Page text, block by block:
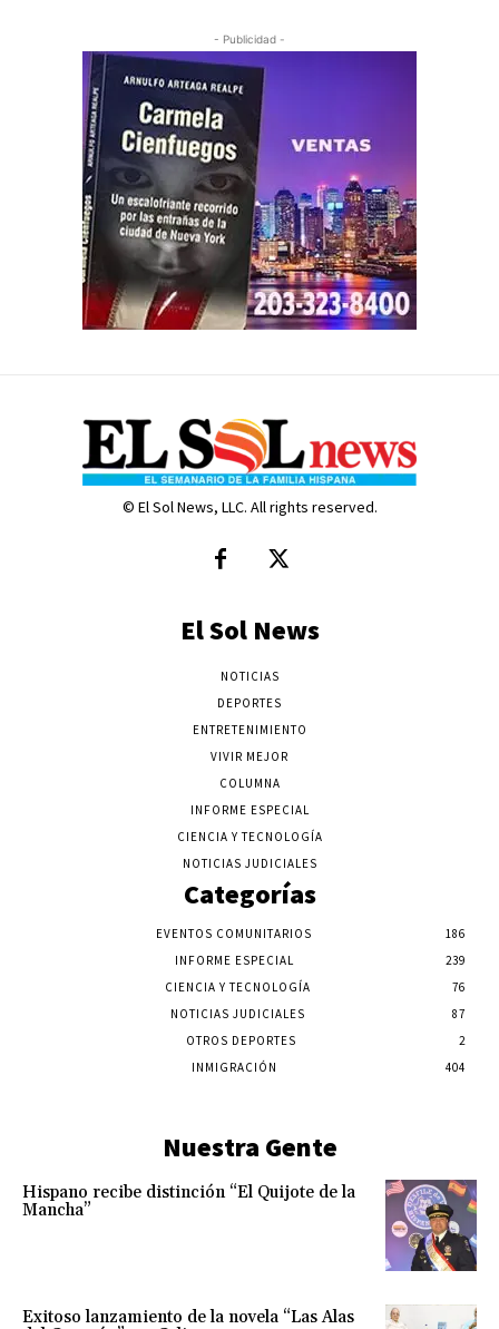
- Publicidad -
© El Sol News, LLC. All rights reserved.
El Sol News
NOTICIAS
DEPORTES
ENTRETENIMIENTO
VIVIR MEJOR
COLUMNA
INFORME ESPECIAL
CIENCIA Y TECNOLOGÍA
NOTICIAS JUDICIALES
Categorías
EVENTOS COMUNITARIOS
186
INFORME ESPECIAL
239
CIENCIA Y TECNOLOGÍA
76
NOTICIAS JUDICIALES
87
OTROS DEPORTES
2
INMIGRACIÓN
404
Nuestra Gente
Hispano recibe distinción “El Quijote de la
Mancha”
Exitoso lanzamiento de la novela “Las Alas